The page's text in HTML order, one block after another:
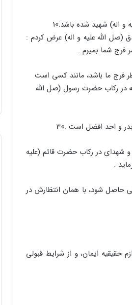
و اله) شهید شده باشد.»1
(صل الله علیه و اله) عرض کردم :
فرج شما بمیرم .
فرج ما باشد، مانند کسی است
در رکاب حضرت رسول (صل الله
و احد افضل است .»3
و شهدای در رکاب حضرت قائم (علیه
.
حاصل شود، با همان انتظارش در
حقیقیه ایمان، و از شرایط قبولی